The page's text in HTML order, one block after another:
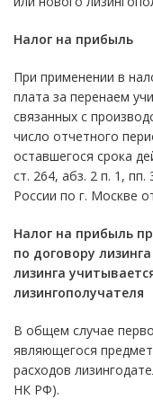
Налог на прибыль
При применении в
плата за перенаем
связанных с
число отчетного
оставшегося срока
ст. 264, абз. 2 п. 1,
России по г. Москве
Налог на прибыль
по договору
лизинга
лизингополучателя
В общем случае
являющегося
расходов
НК РФ).